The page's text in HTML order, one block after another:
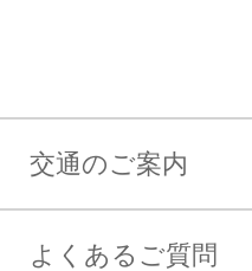
交通のご案内
よくあるご質問